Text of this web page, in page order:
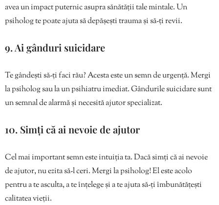
avea un impact puternic asupra sănătății tale mintale. Un
psiholog te poate ajuta să depășești trauma și să-ți revii.
9. Ai gânduri suicidare
Te gândești să-ți faci rău? Acesta este un semn de urgență. Mergi
la psiholog sau la un psihiatru imediat. Gândurile suicidare sunt
un semnal de alarmă și necesită ajutor specializat.
10. Simți că ai nevoie de ajutor
Cel mai important semn este intuiția ta. Dacă simți că ai nevoie
de ajutor, nu ezita să-l ceri. Mergi la psiholog! El este acolo
pentru a te asculta, a te înțelege și a te ajuta să-ți îmbunătățești
calitatea vieții.